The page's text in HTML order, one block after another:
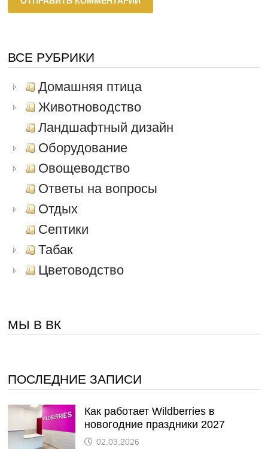
ВСЕ РУБРИКИ
Домашняя птица
Животноводство
Ландшафтный дизайн
Оборудование
Овощеводство
Ответы на вопросы
Отдых
Септики
Табак
Цветоводство
МЫ В ВК
ПОСЛЕДНИЕ ЗАПИСИ
Как работает Wildberries в
новогодние праздники 2027
02.03.2026